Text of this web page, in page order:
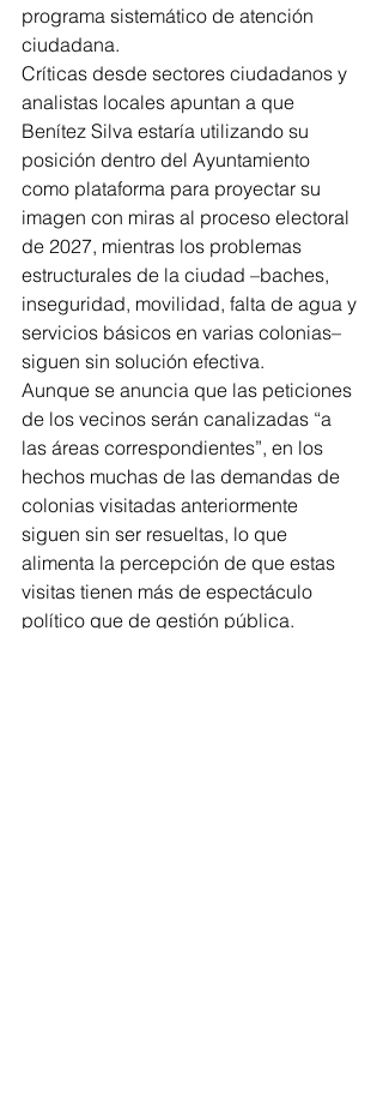
programa sistemático de atención
ciudadana.
Críticas desde sectores ciudadanos y
analistas locales apuntan a que
Benítez Silva estaría utilizando su
posición dentro del Ayuntamiento
como plataforma para proyectar su
imagen con miras al proceso electoral
de 2027, mientras los problemas
estructurales de la ciudad –baches,
inseguridad, movilidad, falta de agua y
servicios básicos en varias colonias–
siguen sin solución efectiva.
Aunque se anuncia que las peticiones
de los vecinos serán canalizadas “a
las áreas correspondientes”, en los
hechos muchas de las demandas de
colonias visitadas anteriormente
siguen sin ser resueltas, lo que
alimenta la percepción de que estas
visitas tienen más de espectáculo
político que de gestión pública.